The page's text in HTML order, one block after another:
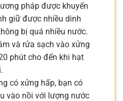
pháp được khuyến
giữ được nhiều dinh
bị quá nhiều nước.
và rửa sạch vào xửng
phút cho đến khi hạt
có xửng hấp, bạn có
vào nồi với lượng nước